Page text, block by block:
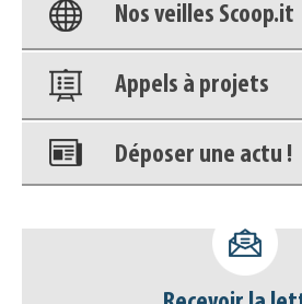
déconnecter)
Base documentaire